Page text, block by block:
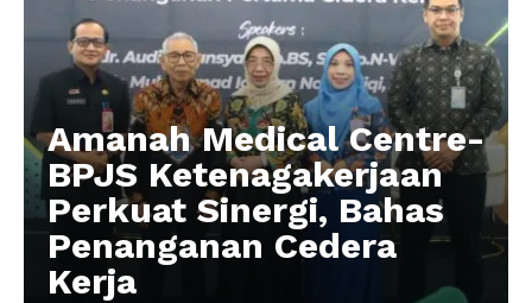
Amanah Medical Centre-
BPJS Ketenagakerjaan
Perkuat Sinergi, Bahas
Penanganan Cedera
Kerja